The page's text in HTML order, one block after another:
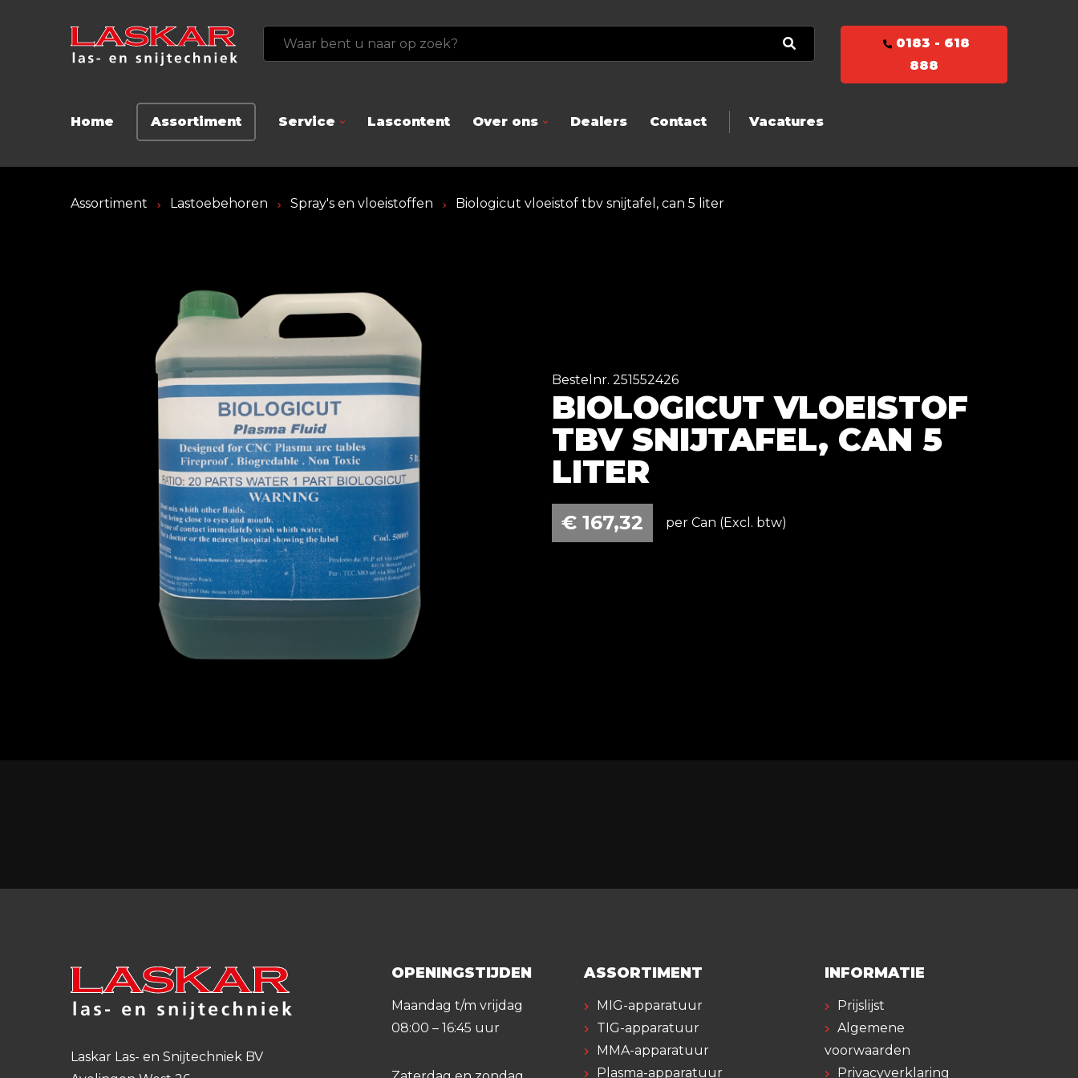
0183 - 618
888
Home Assortiment Service Lascontent Over ons Dealers Contact Vacatures
Assortiment Lastoebehoren Spray's en vloeistoffen Biologicut vloeistof tbv snijtafel, can 5 liter
Bestelnr. 251552426
BIOLOGICUT VLOEISTOF
TBV SNIJTAFEL, CAN 5
LITER
€ 167,32 per Can (Excl. btw)
Laskar Las- en Snijtechniek BV
OPENINGSTIJDEN
Maandag t/m vrijdag
08:00 – 16:45 uur
ASSORTIMENT
MIG-apparatuur
TIG-apparatuur
MMA-apparatuur
Plasma-apparatuur
INFORMATIE
Prijslijst
Algemene
voorwaarden
Privacyverklaring